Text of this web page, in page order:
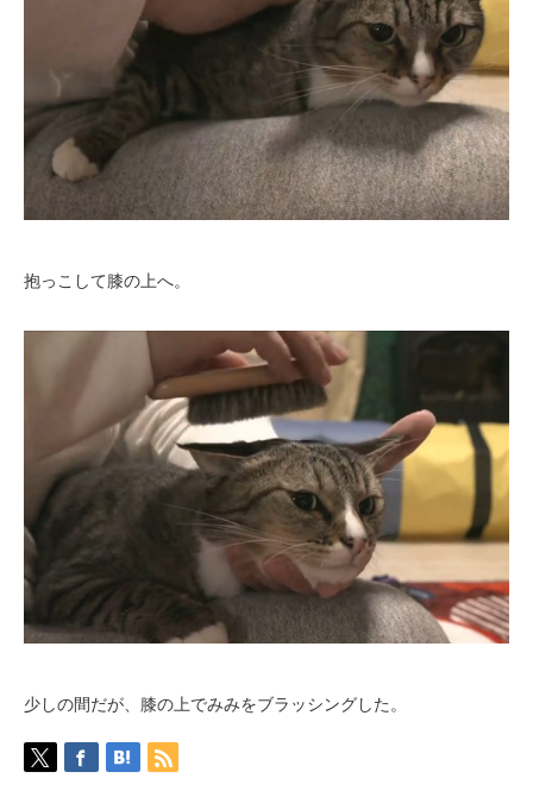
抱っこして膝の上へ。
少しの間だが、膝の上でみみをブラッシングした。